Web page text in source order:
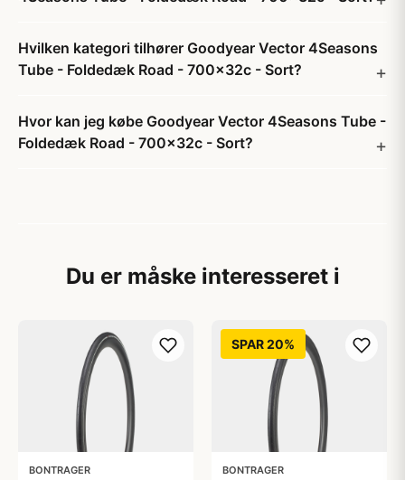
Hvilken kategori tilhører Goodyear Vector 4Seasons
Tube - Foldedæk Road - 700x32c - Sort?
Hvor kan jeg købe Goodyear Vector 4Seasons Tube -
Foldedæk Road - 700x32c - Sort?
Du er måske interesseret i
BONTRAGER
SPAR 20%
BONTRAGER